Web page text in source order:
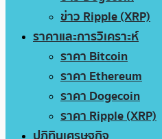
ข่าว Ripple (XRP)
ราคาและการวิเคราะห์
ราคา Bitcoin
ราคา Ethereum
ราคา Dogecoin
ราคา Ripple (XRP)